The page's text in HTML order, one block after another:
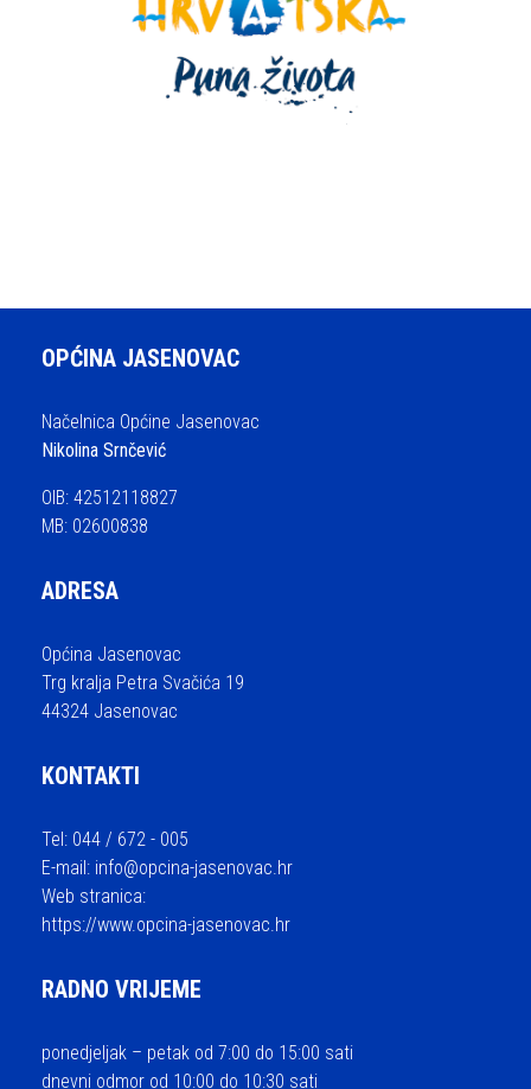
OPĆINA JASENOVAC
Načelnica Općine Jasenovac
Nikolina Srnčević
OIB: 42512118827
MB: 02600838
ADRESA
Općina Jasenovac
Trg kralja Petra Svačića 19
44324 Jasenovac
KONTAKTI
Tel: 044 / 672 - 005
E-mail: info@opcina-jasenovac.hr
Web stranica:
https://www.opcina-jasenovac.hr
RADNO VRIJEME
ponedjeljak – petak od 7:00 do 15:00 sati
dnevni odmor od 10:00 do 10:30 sati